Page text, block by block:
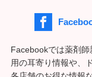
Facebookでは薬剤師
用の耳寄り情報や、